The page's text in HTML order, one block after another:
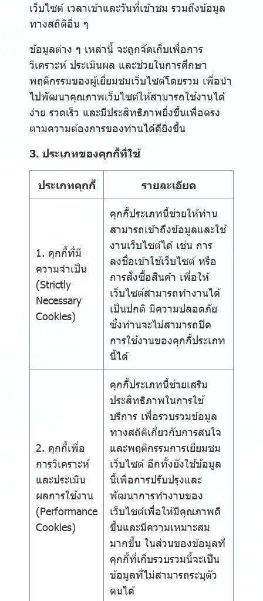
เว็บไซต์ เวลาเข้าและวันที่เข้าชม รวมถึงข้อมูล
ทางสถิติอื่น ๆ
ข้อมูลต่าง ๆ เหล่านี้ จะถูกจัดเก็บเพื่อการ
วิเคราะห์ ประเมินผล และช่วยในการศึกษา
พฤติกรรมของผู้เยี่ยมชมเว็บไซต์โดยรวม เพื่อนำ
ไปพัฒนาคุณภาพเว็บไซต์ให้สามารถใช้งานได้
ง่าย รวดเร็ว และมีประสิทธิภาพยิ่งขึ้นเพื่อตรง
ตามความต้องการของท่านได้ดียิ่งขึ้น
3. ประเภทของคุกกี้ที่ใช้
ประเภทคุกกี้ รายละเอียด
1. คุกกี้ที่มี
ความจำเป็น
(Strictly
Necessary
Cookies)
คุกกี้ประเภทนี้ช่วยให้ท่าน
สามารถเข้าถึงข้อมูลและใช้
งานเว็บไซต์ได้ เช่น การ
ลงชื่อเข้าใช้เว็บไซต์ หรือ
การสั่งซื้อสินค้า เพื่อให้
เว็บไซต์สามารถทำงานได้
เป็นปกติ มีความปลอดภัย
ซึ่งท่านจะไม่สามารถปิด
การใช้งานของคุกกี้ประเภท
นี้ได้
2. คุกกี้เพื่อ
การวิเคราะห์
และประเมิน
ผลการใช้งาน
(Performance
Cookies)
คุกกี้ประเภทนี้ช่วยเสริม
ประสิทธิภาพในการใช้
บริการ เพื่อรวบรวมข้อมูล
ทางสถิติเกี่ยวกับการสนใจ
และพฤติกรรมการเยี่ยมชม
เว็บไซต์ อีกทั้งยังใช้ข้อมูล
นี้เพื่อการปรับปรุงและ
พัฒนาการทำงานของ
เว็บไซต์เพื่อให้มีคุณภาพดี
ขึ้นและมีความเหมาะสม
มากขึ้น ในส่วนของข้อมูลที่
คุกกี้ที่เก็บรวบรวมนี้จะเป็น
ข้อมูลที่ไม่สามารถระบุตัว
ตนได้